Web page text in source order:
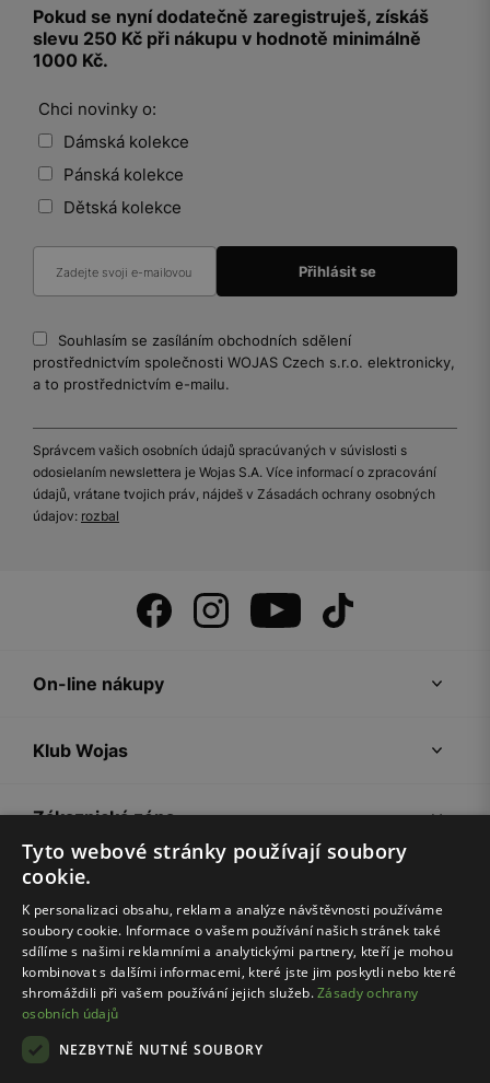
Pokud se nyní dodatečně zaregistruješ, získáš
slevu 250 Kč při nákupu v hodnotě minimálně
1000 Kč.
Chci novinky o:
Dámská kolekce
Pánská kolekce
Dětská kolekce
Souhlasím se zasíláním obchodních sdělení
prostřednictvím společnosti WOJAS Czech s.r.o. elektronicky,
a to prostřednictvím e-mailu.
Správcem vašich osobních údajů spracúvaných v súvislosti s
odosielaním newslettera je Wojas S.A. Více informací o zpracování
údajů, vrátane tvojich práv, nájdeš v Zásadách ochrany osobných
údajov: rozbal
On-line nákupy
Klub Wojas
Zákaznická zóna
Společnost Wojas
Rady
Tyto webové stránky používají soubory
cookie.
K personalizaci obsahu, reklam a analýze návštěvnosti používáme
soubory cookie. Informace o vašem používání našich stránek také
sdílíme s našimi reklamními a analytickými partnery, kteří je mohou
kombinovat s dalšími informacemi, které jste jim poskytli nebo které
shromáždili při vašem používání jejich služeb.Zásady ochrany
osobních údajů
NEZBYTNĚ NUTNÉ SOUBORY